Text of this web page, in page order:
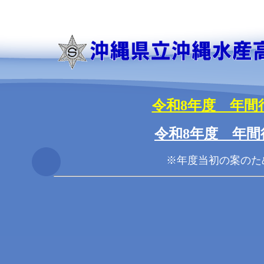
令和8年度 年間
令和8年度 年間
※年度当初の案のた